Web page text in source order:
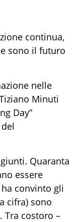
continua,
sono il futuro
nelle
Minuti
Day”
. Quaranta
essere
ha convinto gli
cifra) sono
Tra costoro –